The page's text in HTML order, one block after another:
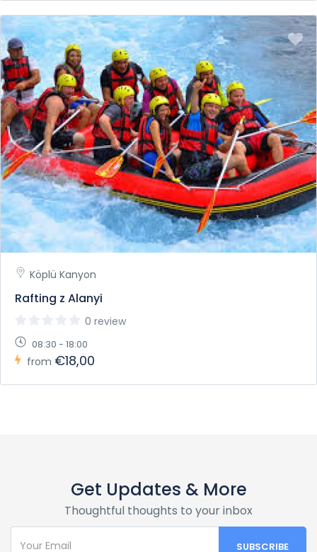
Köplü Kanyon
Rafting z Alanyi
0 review
08:30 - 18:00
from €18,00
Get Updates & More
Thoughtful thoughts to your inbox